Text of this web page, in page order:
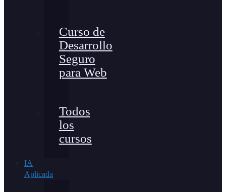
Curso de
Desarrollo
Seguro
para Web
Todos
los
cursos
IA
Aplicada